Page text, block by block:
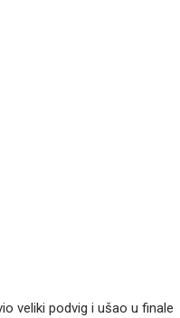
veliki podvig i ušao u finale